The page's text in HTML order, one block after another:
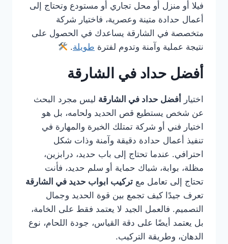
فيلا أو منزل أو محل تجاري أو مستودع وتحتاج إلى
أعمال حدادة متينة وعصرية، فاختيار شركة
متخصصة في الشارقة يساعدك في الحصول على
نتيجة عملية وآمنة وتدوم لفترة طويلة.
أفضل حداد في الشارقة
اختيار أفضل حداد في الشارقة ليس مجرد البحث
عن شخص يستطيع قص الحديد ولحامه، بل هو
اختيار فني أو شركة تمتلك الخبرة والمهارة في
تنفيذ أعمال حدادة دقيقة وآمنة وذات شكل
احترافي. عندما تحتاج إلى باب حديد، درابزين،
مظلة، بوابة، شباك حماية أو سلم حديد، فأنت
تحتاج إلى تعامل مع تركيب ابواب حديد في الشارقة
تعرف جيدًا كيف تجمع بين قوة الحديد وجمال
التصميم. فالعمل الجيد لا يعتمد فقط على الخامة،
بل يعتمد أيضًا على دقة القياس، جودة اللحام، نوع
الدهان، وطريقة التركيب.